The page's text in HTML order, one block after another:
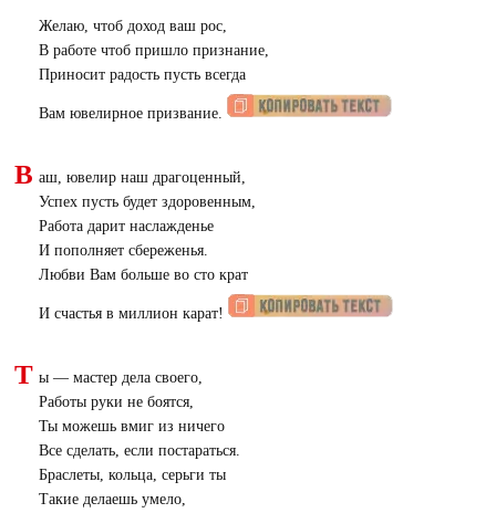
Желаю, чтоб доход ваш рос,
В работе чтоб пришло признание,
Приносит радость пусть всегда
Вам ювелирное призвание.
В аш, ювелир наш драгоценный,
Успех пусть будет здоровенным,
Работа дарит наслажденье
И пополняет сбереженья.
Любви Вам больше во сто крат
И счастья в миллион карат!
Т ы — мастер дела своего,
Работы руки не боятся,
Ты можешь вмиг из ничего
Все сделать, если постараться.
Браслеты, кольца, серьги ты
Такие делаешь умело,